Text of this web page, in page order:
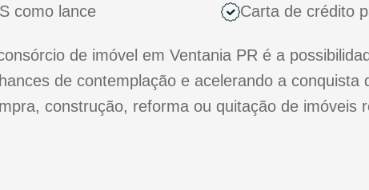
como lance
Carta de crédito
de imóvel em Ventania PR é a
de contemplação e acelerando a conquista
construção, reforma ou quitação de imóveis